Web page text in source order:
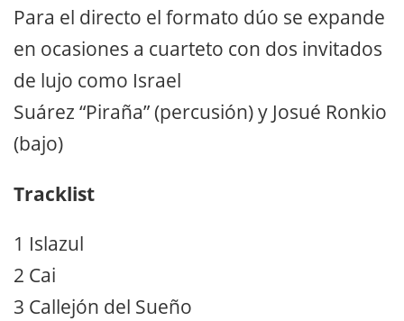
Para el directo el formato dúo se expande
en ocasiones a cuarteto con dos invitados
de lujo como Israel
Suárez “Piraña” (percusión) y Josué Ronkio
(bajo)
Tracklist
1 Islazul
2 Cai
3 Callejón del Sueño